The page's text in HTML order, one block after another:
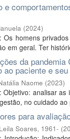
e
(2024)
Os homens
em geral. Ter
da
ao paciente e
Naome (2023)
Objetivo: analisar
no cuidado
para
Soares, 1961- (